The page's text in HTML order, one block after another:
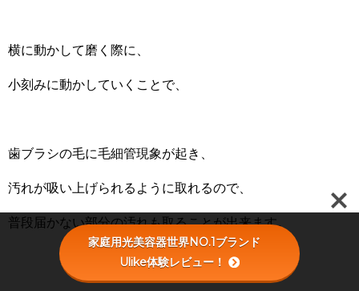
横に動かして磨く際に、
小刻みに動かしていくことで、
歯ブラシの毛に毛細管現象が起き、
汚れが吸い上げられるように取れるので、
普段届かない部分の汚れも取ることが出来ます。
家庭用光美容器世界NO.1ブランド
Ulike体験レビュー！